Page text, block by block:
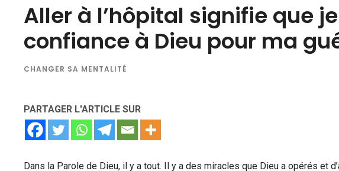
Aller à l’hôpital signifie que
confiance à Dieu pour ma
CHANGER SA MENTALITÉ
PARTAGER L'ARTICLE SUR
Dans la Parole de Dieu, il y a tout. Il y a des miracles que Dieu a opérés et